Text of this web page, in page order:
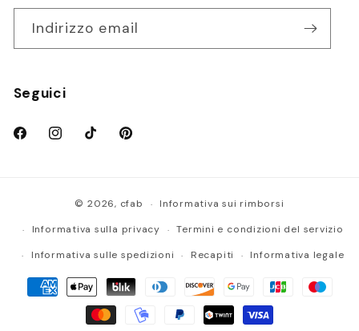
Indirizzo email
Seguici
FacebookInstagramTikTokPinterest
© 2026, cfab Informativa sui rimborsi
Informativa sulla privacy Termini e condizioni del servizio
Informativa sulle spedizioni Recapiti Informativa legale
pagamento